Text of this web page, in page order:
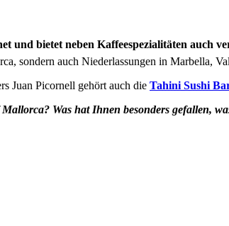
und bietet neben Kaffeespezialitäten auch
sondern auch Niederlassungen in Marbella,
Juan Picornell gehört auch die Tahini Sushi
Was hat Ihnen besonders gefallen,